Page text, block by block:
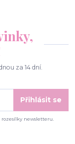
za 14 dní.
Přihlásit se
newsletteru.